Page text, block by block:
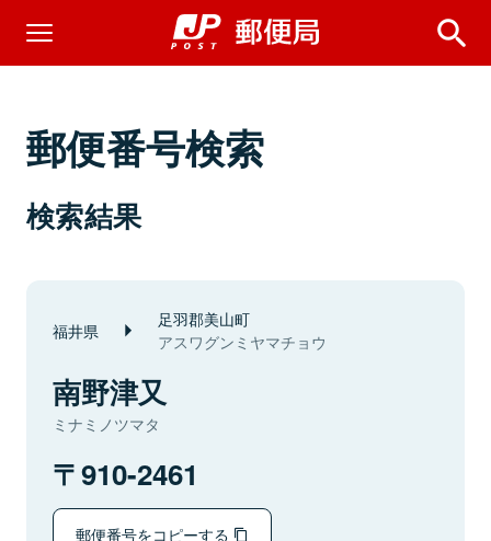
郵便番号検索
検索結果
福井県 足羽郡美山町
アスワグンミヤマチョウ
南野津又
ミナミノツマタ
910-2461
郵便番号をコピーする